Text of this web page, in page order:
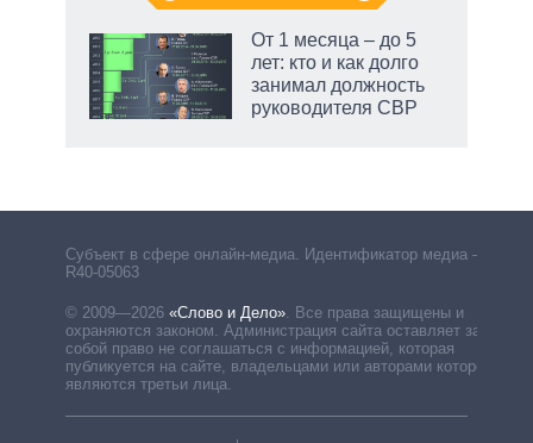
От 1 месяца – до 5
лет: кто и как долго
занимал должность
руководителя СВР
Субъект в сфере онлайн-медиа. Идентификатор медиа –
R40-05063
© 2009—2026 «Слово и Дело»
Все права защищены и
охраняются законом. Администрация сайта оставляет за
собой право не соглашаться с информацией, которая
публикуется на сайте, владельцами или авторами которой
являются третьи лица.